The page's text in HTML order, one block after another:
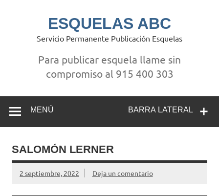
ESQUELAS ABC
Servicio Permanente Publicación Esquelas
Para publicar esquela llame sin
compromiso al 915 400 303
BARRA LATERAL
MENÚ
SALOMÓN LERNER
2 septiembre, 2022 Deja un comentario